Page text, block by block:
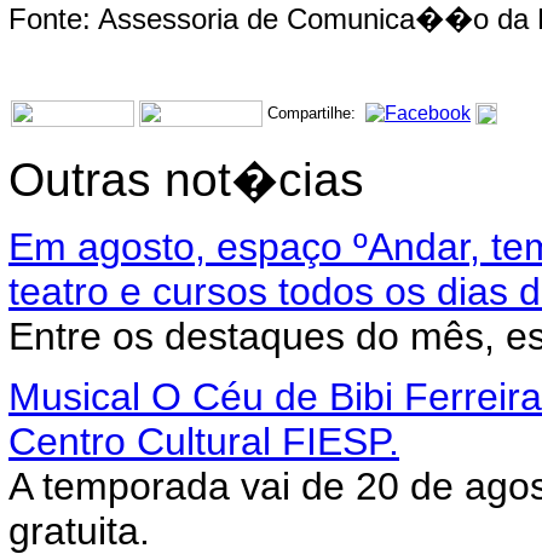
Fonte: Assessoria de Comunica��o da
Compartilhe:
Outras not�cias
Em agosto, espaço ºAndar,
teatro e cursos todos os dias
Entre os destaques do mês,
Musical O Céu de Bibi
Centro Cultural FIESP.
A temporada vai de 20 de
gratuita.